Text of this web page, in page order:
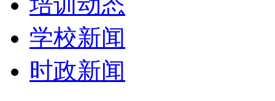
学校新闻
时政新闻